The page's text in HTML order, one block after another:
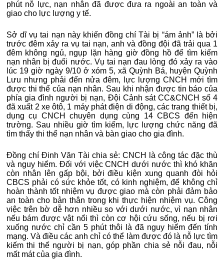
phút nỗ lực, nạn nhân đã được đưa ra ngoài an toàn và
giao cho lực lượng y tế.
Sở dĩ vụ tai nạn này khiến đồng chí Tài bị “ám ảnh” là bởi
trước đêm xảy ra vụ tai nạn, anh và đồng đội đã trải qua 1
đêm không ngủ, ngụp lặn hàng giờ đồng hồ để tìm kiếm
nạn nhân bị đuối nước. Vụ tai nạn đau lòng đó xảy ra vào
lúc 19 giờ ngày 9/10 ở xóm 5, xã Quỳnh Bá, huyện Quỳnh
Lưu nhưng phải đến nửa đêm, lực lượng CNCH mới tìm
được thi thể của nạn nhân. Sau khi nhận được tin báo của
phía gia đình người bị nạn, Đội Cảnh sát CC&CNCH số 4
đã xuất 2 xe ôtô, 1 máy phát điện di động, các trang thiết bị,
dụng cụ CNCH chuyên dụng cùng 14 CBCS đến hiện
trường. Sau nhiều giờ tìm kiếm, lực lượng chức năng đã
tìm thấy thi thể nạn nhân và bàn giao cho gia đình.
Đồng chí Đinh Văn Tài chia sẻ: CNCH là công tác đặc thù
và nguy hiểm. Đối với việc CNCH dưới nước thì khó khăn
còn nhân lên gấp bội, bởi điều kiện xung quanh đòi hỏi
CBCS phải có sức khỏe tốt, có kinh nghiệm, để không chỉ
hoàn thành tốt nhiệm vụ được giao mà còn phải đảm bảo
an toàn cho bản thân trong khi thực hiện nhiệm vụ. Công
việc trên bờ dễ hơn nhiều so với dưới nước, vì nạn nhân
nếu bám được vật nổi thì còn cơ hội cứu sống, nếu bị rơi
xuống nước chỉ cần 5 phút thôi là đã nguy hiểm đến tính
mạng. Và điều các anh chỉ có thể làm được đó là nỗ lực tìm
kiếm thi thể người bị nạn, góp phần chia sẻ nỗi đau, nỗi
mất mát của gia đình.